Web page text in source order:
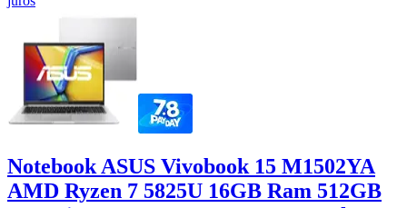
Notebook ASUS Vivobook 15 M1502YA
AMD Ryzen 7 5825U 16GB Ram 512GB